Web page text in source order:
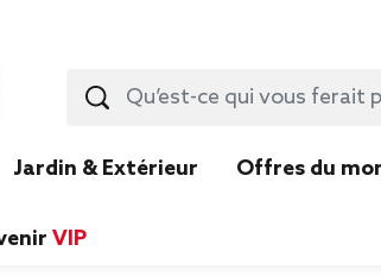
Jardin & Extérieur Offres du
VIP